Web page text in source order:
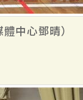
中心鄧晴）